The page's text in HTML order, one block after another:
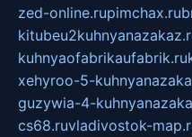
zed-online.rupimchax.ru
kuhnyaofabrikaufabrik.ru
xehyroo-5-
guzywia-4-
cs68.ruvladivostok-